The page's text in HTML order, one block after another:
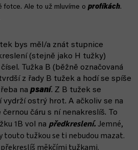
Ale to už mluvíme o profíkách.
bys měl/a znát stupnice
(stejně jako H tužky)
Tužka B (běžně označovaná
z řady B tužek a hodí se spíše
na psaní. Z B tužek se
ostrý hrot. A ačkoliv se na
čáru s ní nenakreslíš. To
1B vol na předkreslení.Jemné,
touto tužkou se ti nebudou mazat.
měkčími tužkami.